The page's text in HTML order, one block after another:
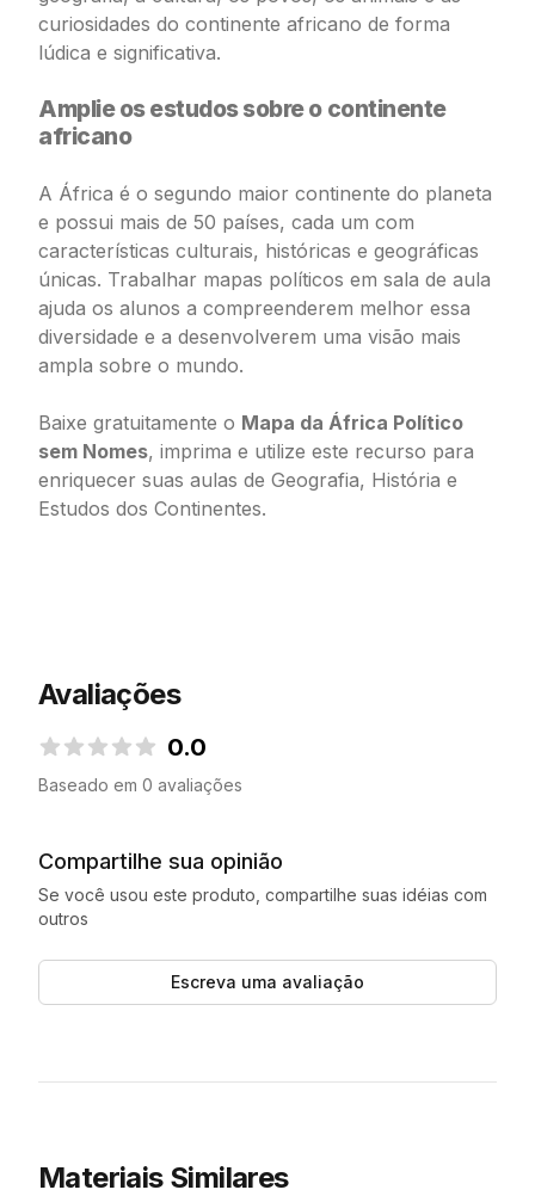
curiosidades do continente africano de forma
lúdica e significativa.
Amplie os estudos sobre o continente
africano
A África é o segundo maior continente do planeta
e possui mais de 50 países, cada um com
características culturais, históricas e geográficas
únicas. Trabalhar mapas políticos em sala de aula
ajuda os alunos a compreenderem melhor essa
diversidade e a desenvolverem uma visão mais
ampla sobre o mundo.
Baixe gratuitamente o Mapa da África Político
sem Nomes, imprima e utilize este recurso para
enriquecer suas aulas de Geografia, História e
Estudos dos Continentes.
Avaliações
0.0
Baseado em 0 avaliações
Compartilhe sua opinião
Se você usou este produto, compartilhe suas idéias com
outros
Escreva uma avaliação
Materiais Similares